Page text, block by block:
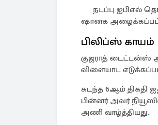
நடப்பு ஐபிஎல்
ஷானக
பிலிப்ஸ் காயம்
குஜராத் டைட்டன்ஸ்
விளையாட
கடந்த 6ஆம் திகதி
பின்னர் அவர்
அணி வாழ்த்தியது.